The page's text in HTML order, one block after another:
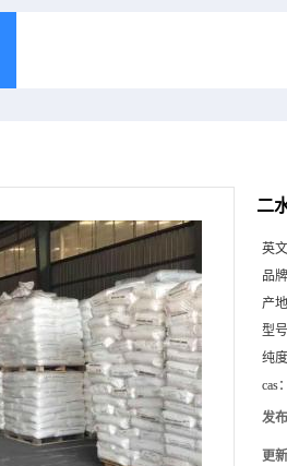
二
英
品
产
型
纯
cas
发
更